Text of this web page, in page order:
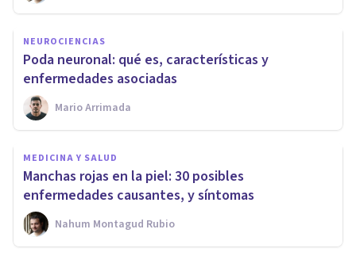
NEUROCIENCIAS
Poda neuronal: qué es, características y
enfermedades asociadas
Mario Arrimada
MEDICINA Y SALUD
Manchas rojas en la piel: 30 posibles
enfermedades causantes, y síntomas
Nahum Montagud Rubio